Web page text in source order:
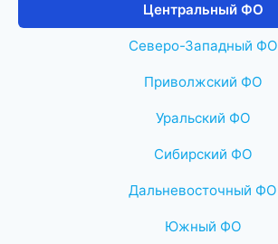
Центральный ФО
Северо-Западный ФО
Приволжский ФО
Уральский ФО
Сибирский ФО
Дальневосточный ФО
Южный ФО